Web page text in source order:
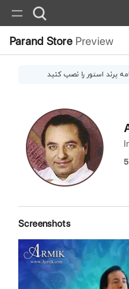
Parand Store Preview
پرند استور را نصب کنید
5
Screenshots